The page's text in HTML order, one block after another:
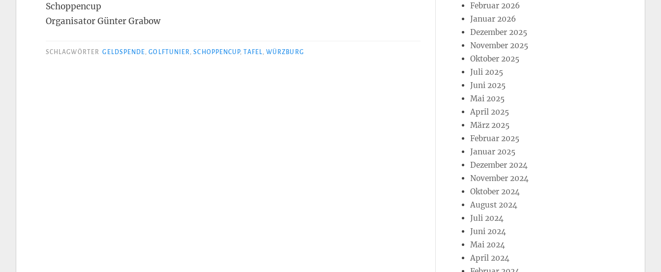
Schoppencup
Organisator Günter Grabow
SCHLAGWÖRTER GELDSPENDE,GOLFTUNIER,SCHOPPENCUP, TAFEL,WÜRZBURG
Februar 2026
Januar 2026
Dezember 2025
November 2025
Oktober 2025
Juli 2025
Juni 2025
Mai 2025
April 2025
März 2025
Februar 2025
Januar 2025
Dezember 2024
November 2024
Oktober 2024
August 2024
Juli 2024
Juni 2024
Mai 2024
April 2024